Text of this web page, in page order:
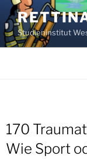
Zum
Inhalt
springenStudieninstitut
170
Wie Sport